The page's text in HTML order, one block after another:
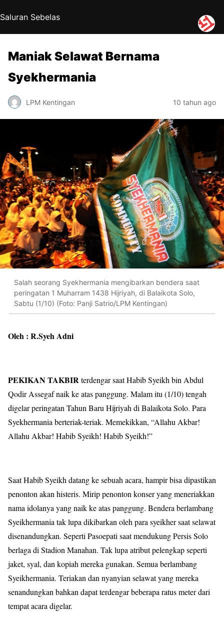
Saluran Sebelas
Maniak Selawat Bernama
Syekhermania
LPM Kentingan 10 tahun ago
Salah seorang Syekhermania mengibarkan bendera saat
peringatan 1 Muharram 1438 Hijriyah, di Balaikota Solo,
Sabtu (1/10) (Foto: Panji Satrio/LPM Kentingan)
Oleh : R.Syeh Adni
PEKIKAN TAKBIRterdengar saat Habib Syeikh bin Abdul
Qodir Assegaf naik ke atas panggung. Malam itu (1/10) tengah
digelar peringatan Tahun Baru Hijriyah di Balaikota Solo. Para
Syekhermania berteriak-teriak. Memekikkan, “Allahu Akbar!
Allahu Akbar! Habib Syeikh! Habib Syeikh!”
Saat Habib Syeikh datang ke sebuah acara, hampir bisa dipastikan
penonton akan histeris. Mirip penonton konser yang meneriakkan
nama idolanya yang naik ke atas panggung. Bendera berlambang
Syeikhermania tak lupa dikibarkan oleh para syeikher saat selawat
disenandungkan. Seperti Pasoepati saat mendukung Persis Solo
berlaga di Stadion Manahan. Tak lupa atribut pelengkap seperti
jaket, syal, dan kopiah mereka gunakan. Semua berlambang
Syeikhermania. Teriakan dan nyanyian selawat yang mereka
senandungkan bahkan dapat terdengar beberapa ratus meter dari
tempat acara digelar.